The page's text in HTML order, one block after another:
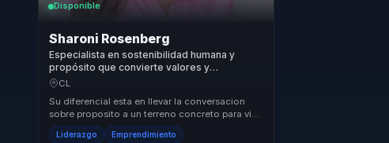
Disponible
Sharoni Rosenberg
Especialista en sostenibilidad humana y
propósito que convierte valores y
decisiones en compromiso para líderes y
CL
Su diferencial esta en llevar la conversacion
sobre proposito a un terreno concreto para vida
profesional y cultura empresarial. Une pens...
Liderazgo Emprendimiento